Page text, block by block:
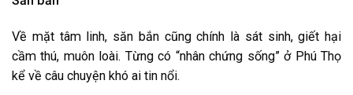
Về mặt tâm linh, săn bắn cũng chính là sát sinh, giết hại
cầm thú, muôn loài. Từng có “nhân chứng sống” ở Phú Thọ
kể về câu chuyện khó ai tin nổi.